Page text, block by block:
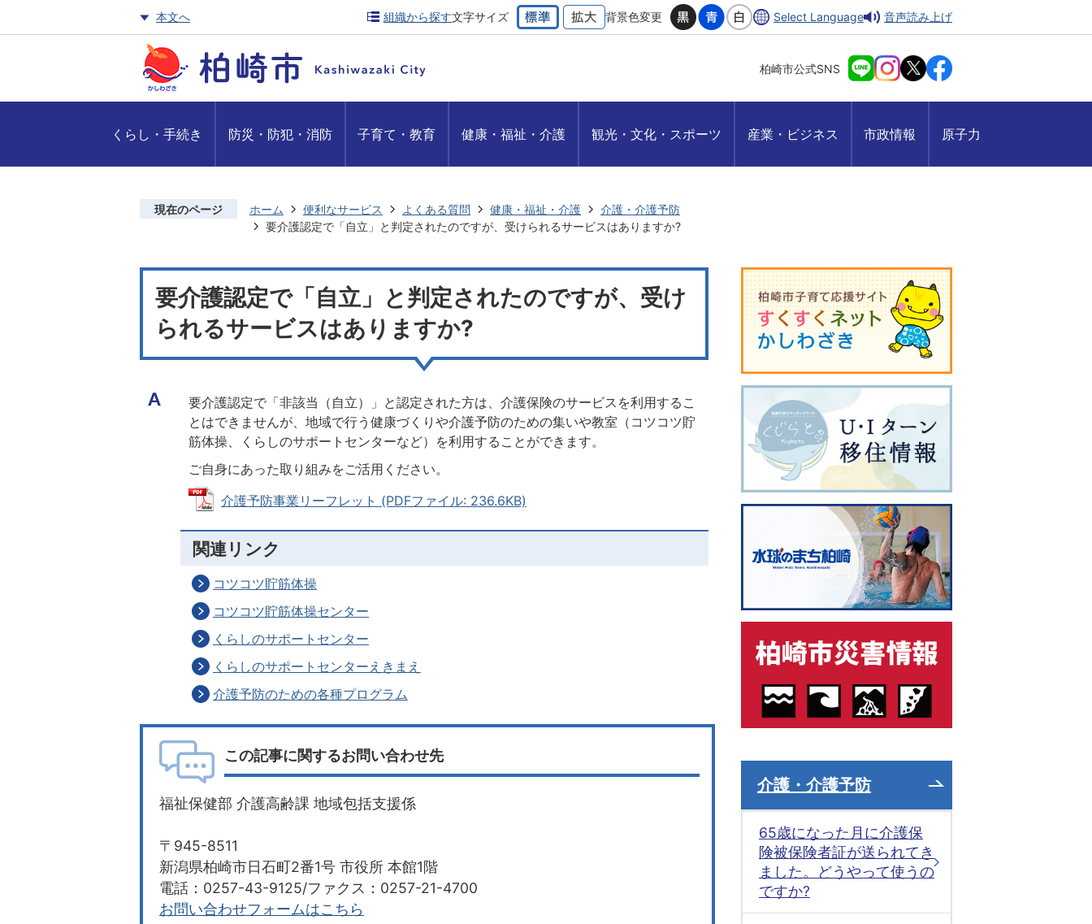
本文へ 組織から探す文字サイズ 背景色変更 Select Language 音声読み上げ
柏崎市公式SNS
くらし・手続き 防災・防犯・消防 子育て・教育 健康・福祉・介護 観光・文化・スポーツ 産業・ビジネス 市政情報 原子力
現在のページ ホーム 便利なサービス よくある質問 健康・福祉・介護
介護・介護予防
要介護認定で「自立」と判定されたのですが、受けられるサービスはありますか?
要介護認定で「自立」と判定されたのですが、受け
られるサービスはありますか?
要介護認定で「非該当（自立）」と認定された方は、介護保険のサービスを利用するこ
とはできませんが、地域で行う健康づくりや介護予防のための集いや教室（コツコツ貯
筋体操、くらしのサポートセンターなど）を利用することができます。
ご自身にあった取り組みをご活用ください。
介護予防事業リーフレット (PDFファイル: 236.6KB)
関連リンク
コツコツ貯筋体操
コツコツ貯筋体操センター
くらしのサポートセンター
くらしのサポートセンターえきまえ
介護予防のための各種プログラム
この記事に関するお問い合わせ先
福祉保健部 介護高齢課 地域包括支援係
〒945-8511
新潟県柏崎市日石町2番1号 市役所 本館1階
電話：0257-43-9125/ファクス：0257-21-4700
お問い合わせフォームはこちら
介護・介護予防
65歳になった月に介護保
険被保険者証が送られてき
ました。どうやって使うの
ですか?